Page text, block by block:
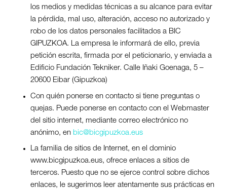
los medios y medidas técnicas a su alcance para evitar
la pérdida, mal uso, alteración, acceso no autorizado y
robo de los datos personales facilitados a BIC
GIPUZKOA. La empresa le informará de ello, previa
petición escrita, firmada por el peticionario, y enviada a
Edificio Fundación Tekniker. Calle Iñaki Goenaga, 5 –
20600 Eibar (Gipuzkoa)
Con quién ponerse en contacto si tiene preguntas o
quejas. Puede ponerse en contacto con el Webmaster
del sitio internet, mediante correo electrónico no
anónimo, en bic@bicgipuzkoa.eus
La familia de sitios de Internet, en el dominio
www.bicgipuzkoa.eus, ofrece enlaces a sitios de
terceros. Puesto que no se ejerce control sobre dichos
enlaces, le sugerimos leer atentamente sus prácticas en